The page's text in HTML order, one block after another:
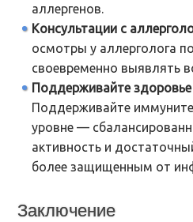
аллергенов.
Консультации с
осмотры у аллерголога
своевременно выявлять
Поддерживайте здоровье
Поддерживайте
уровне —
активность и
более защищенным от
Заключение